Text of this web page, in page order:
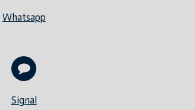
Whatsapp
Signal